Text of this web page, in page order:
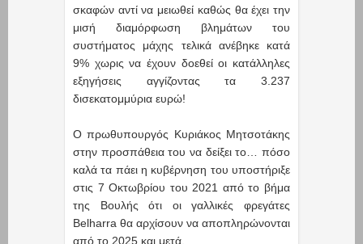
σκαφών αντί να μειωθεί καθώς θα έχει την
μισή διαμόρφωση βλημάτων του
συστήματος μάχης τελικά ανέβηκε κατά
9% χωρις να έχουν δοεθεί οι κατάλληλες
εξηγήσεις αγγίζοντας τα 3.237
δισεκατομμύρια ευρώ!
Ο πρωθυπουργός Κυριάκος Μητσοτάκης
στην προσπάθεια του να δείξει το… πόσο
καλά τα πάει η κυβέρνηση του υποστήριξε
στις 7 Οκτωβρίου του 2021 από το βήμα
της Βουλής ότι οι γαλλικές φρεγάτες
Belharra θα αρχίσουν να αποπληρώνονται
από το 2025 και μετά.